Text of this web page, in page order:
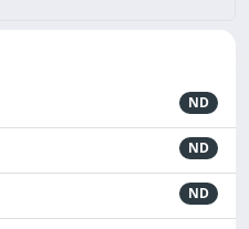
ND
ND
ND